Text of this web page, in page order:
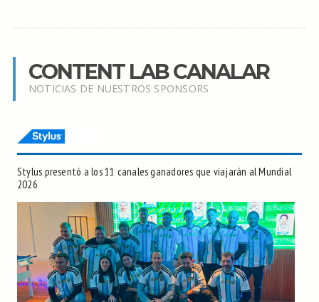
CONTENT LAB CANALAR
NOTICIAS DE NUESTROS SPONSORS
Stylus presentó a los 11 canales ganadores que viajarán al Mundial
2026